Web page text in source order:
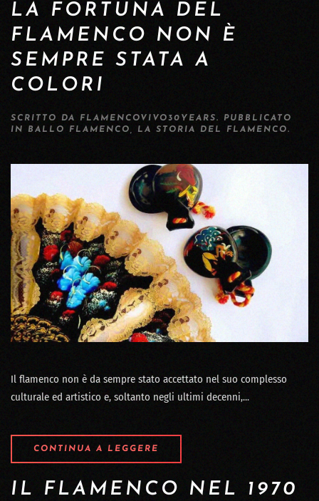
LA FORTUNA DEL
FLAMENCO NON È
SEMPRE STATA A
COLORI
SCRITTO DA FLAMENCOVIVO30YEARS. PUBBLICATO
IN BALLO FLAMENCO LA STORIA DEL FLAMENCO.
Il flamenco non è da sempre stato accettato nel suo complesso
culturale ed artistico e, soltanto negli ultimi decenni,...
CONTINUA A LEGGERE
IL FLAMENCO NEL 1970